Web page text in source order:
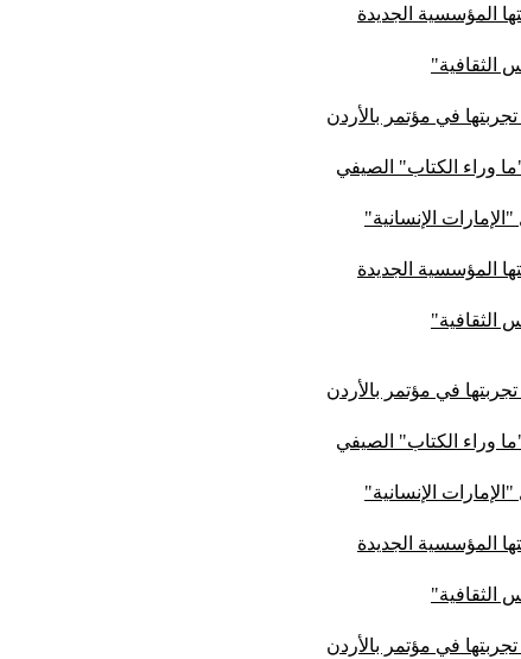
المؤسسية الجديدة
الثقافية"
في مؤتمر بالأردن
وراء الكتاب" الصيفي
المؤسسية الجديدة
الثقافية"
في مؤتمر بالأردن
وراء الكتاب" الصيفي
المؤسسية الجديدة
الثقافية"
في مؤتمر بالأردن